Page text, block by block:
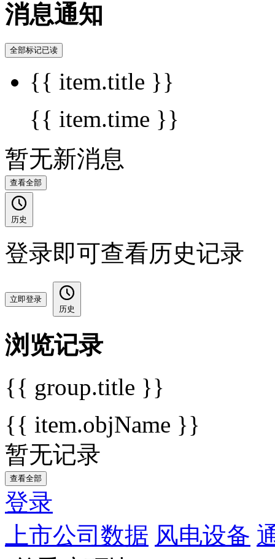
消息通知
全部标记已读
{{ item.title }}
{{ item.time }}
暂无新消息
查看全部
历史
登录即可查看历史记录
立即登录
历史
浏览记录
{{ group.title }}
{{ item.objName }}
暂无记录
查看全部
登录
上市公司数据 风电设备